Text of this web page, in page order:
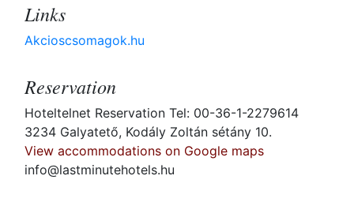
Links
Akcioscsomagok.hu
Reservation
Hoteltelnet Reservation Tel: 00-36-1-2279614
3234 Galyatető, Kodály Zoltán sétány 10.
View accommodations on Google maps
info@lastminutehotels.hu